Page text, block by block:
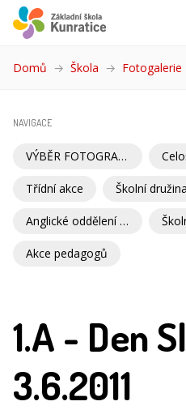
Domů Škola Fotogalerie
NAVIGACE
VÝBĚR FOTOGRAFIÍ
Třídní akce Školní družina
Anglické oddělení školní družiny
Akce pedagogů
1.A - Den
3.6.2011